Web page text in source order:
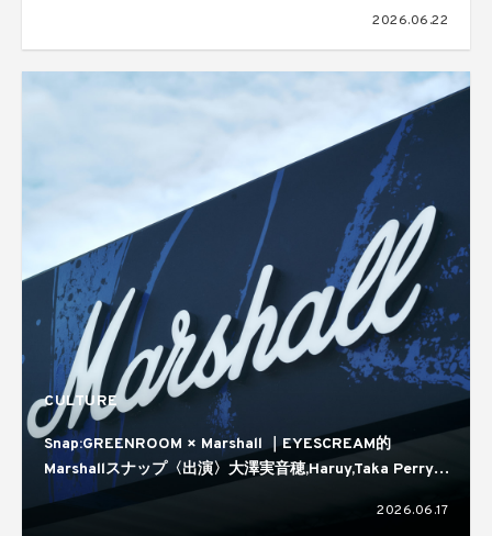
2026.06.22
CULTURE
Snap:GREENROOM × Marshall ｜EYESCREAM的
Marshallスナップ〈出演〉大澤実音穂,Haruy,Taka Perry,
蒼葉える,kirin
2026.06.17